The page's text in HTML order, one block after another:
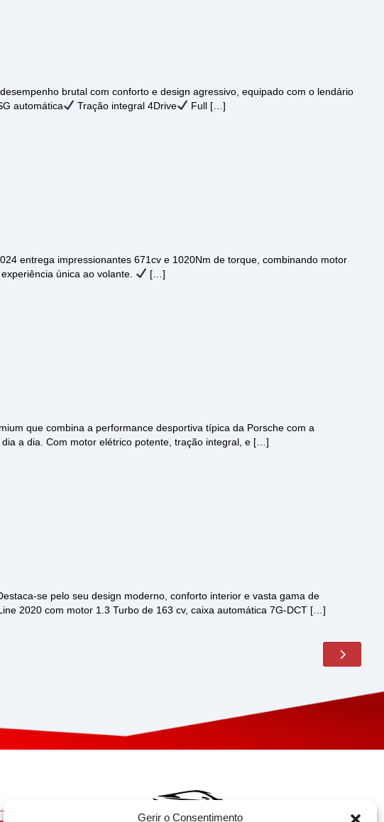
Gerir o Consentimento
brutal com conforto e design agressivo, equipado com o lendário
automática Tração integral 4Drive Full […]
entrega impressionantes 671cv e 1020Nm de torque, combinando motor
única ao volante.
[…]
que combina a performance desportiva típica da Porsche com a
a dia. Com motor elétrico potente, tração integral, e […]
se pelo seu design moderno, conforto interior e vasta gama de
2020 com motor 1.3 Turbo de 163 cv, caixa automática 7G-DCT […]